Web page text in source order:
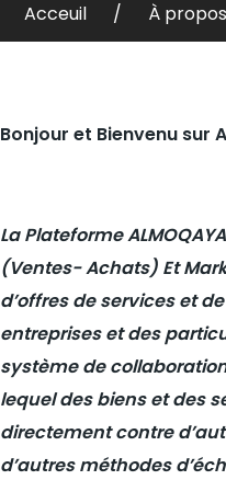
Acceuil À propos
Bonjour et Bienvenu sur
La Plateforme
(Ventes- Achats) Et
d’offres de services et
entreprises et des
système de
lequel des biens et des
directement contre
d’autres méthodes